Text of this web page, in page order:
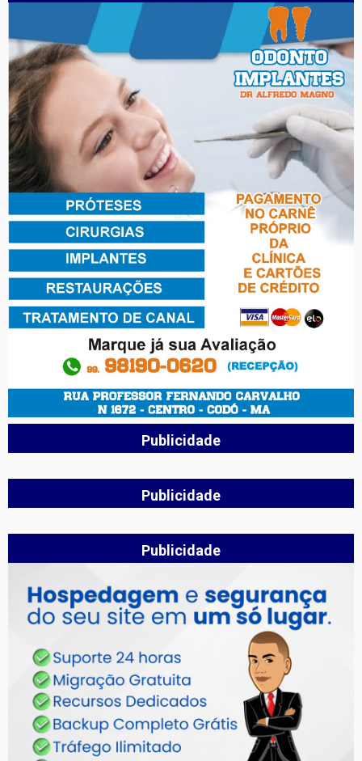
Publicidade
Publicidade
Publicidade